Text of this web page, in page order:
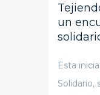
un
Esta
Solidario,